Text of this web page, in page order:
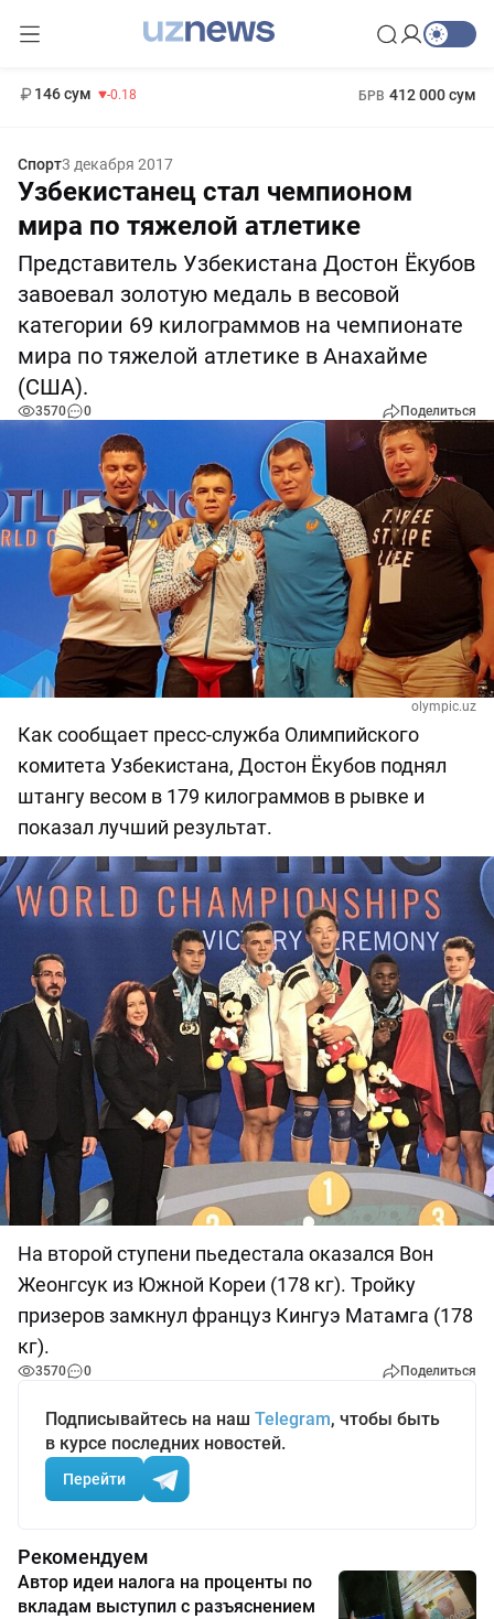
146 сум -0.18 БРВ 412 000 сум
Спорт3 декабря 2017
Узбекистанец стал чемпионом
мира по тяжелой атлетике
Представитель Узбекистана Достон Ёкубов
завоевал золотую медаль в весовой
категории 69 килограммов на чемпионате
мира по тяжелой атлетике в Анахайме
(США).
3570 0 Поделиться
olympic.uz
Как сообщает пресс-служба Олимпийского
комитета Узбекистана, Достон Ёкубов поднял
штангу весом в 179 килограммов в рывке и
показал лучший результат.
На второй ступени пьедестала оказался Вон
Жеонгсук из Южной Кореи (178 кг). Тройку
призеров замкнул француз Кингуэ Матамга (178
кг).
3570 0 Поделиться
Подписывайтесь на наш Telegram, чтобы быть
в курсе последних новостей.
Перейти
Рекомендуем
Автор идеи налога на проценты по
вкладам выступил с разъяснением